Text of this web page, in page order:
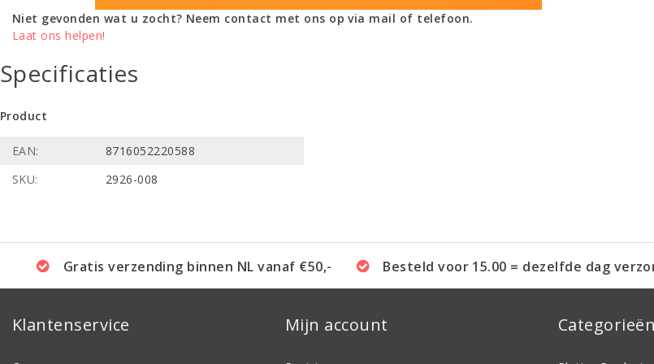
Niet gevonden wat u zocht? Neem contact met ons op via mail of telefoon.
Laat ons helpen!
Specificaties
Product
EAN:
8716052220588
SKU:
2926-008
Gratis verzending binnen NL vanaf €50,- Besteld voor 15.00 = dezelfde dag
Klantenservice Mijn account Categorieën